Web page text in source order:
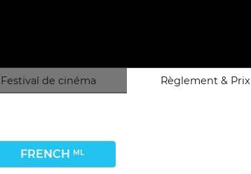
Festival de cinéma Règlement & Prix
FRENCH ML